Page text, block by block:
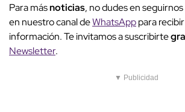
Para másnoticias, no dudes en
en nuestro canal deWhatsApppara
información. Te invitamos a suscribirte
Newsletter.
▼ Publicidad